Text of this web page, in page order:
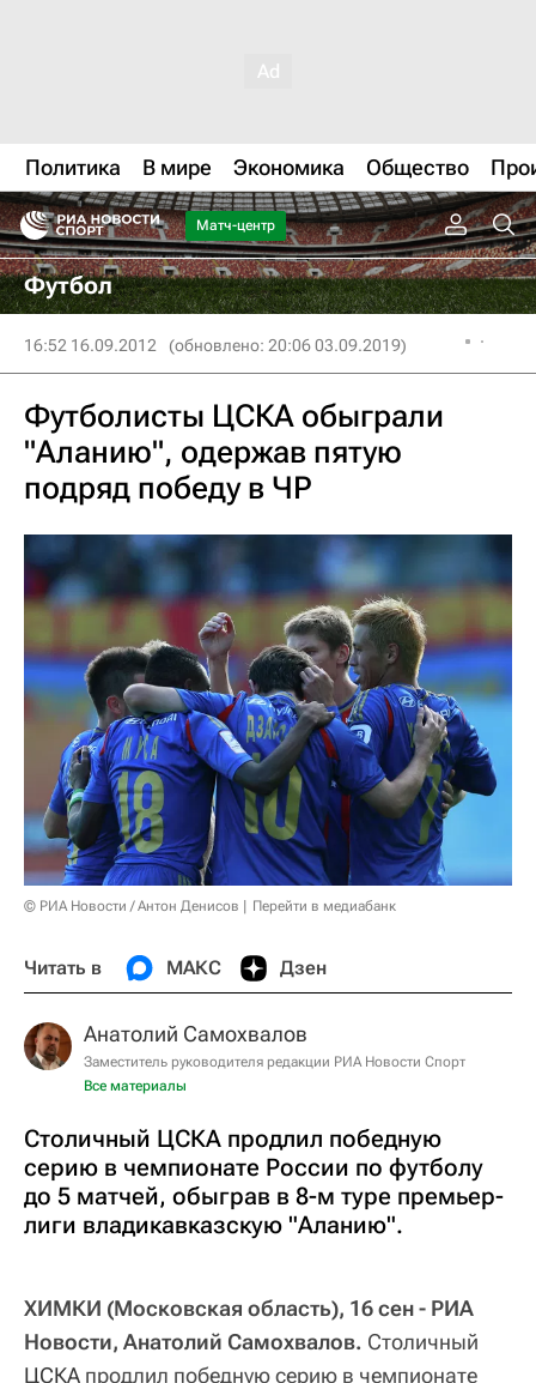
Политика В мире Экономика Общество
Матч-центр
Футбол
16:52 16.09.2012 (обновлено: 20:06 03.09.2019)
Футболисты ЦСКА обыграли
"Аланию", одержав пятую
подряд победу в ЧР
© РИА Новости / Антон Денисов Перейти в медиабанк
Читать в МАКС Дзен
Анатолий Самохвалов
Заместитель руководителя редакции РИА Новости Спорт
Все материалы
Столичный ЦСКА продлил победную
серию в чемпионате России по футболу
до 5 матчей, обыграв в 8-м туре премьер-
лиги владикавказскую "Аланию".
ХИМКИ (Московская область), 16 сен - РИА
Новости, Анатолий Самохвалов. Столичный
ЦСКА продлил победную серию в чемпионате